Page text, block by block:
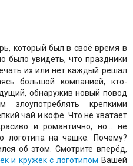
который был в своё время в
было увидеть, что праздники
их или нет каждый решал
большой компанией, кто-
обнаружив новый повод
крепкими
чай и кофе. Что не хватает
и романтично, но... не
логотипа на чашке. Почему?
об этом. Смотрите вперёд,
и кружек с логотипом Вашей